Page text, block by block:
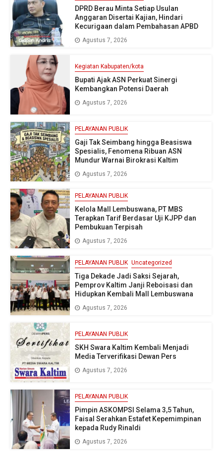
DPRD Berau Minta Setiap Usulan
Anggaran Disertai Kajian, Hindari
Kecurigaan dalam Pembahasan APBD
Agustus 7, 2026
Kegiatan Kabupaten/kota
Bupati Ajak ASN Perkuat Sinergi
Kembangkan Potensi Daerah
Agustus 7, 2026
PELAYANAN PUBLIK
Gaji Tak Seimbang hingga Beasiswa
Spesialis, Fenomena Ribuan ASN
Mundur Warnai Birokrasi Kaltim
Agustus 7, 2026
PELAYANAN PUBLIK
Kelola Mall Lembuswana, PT MBS
Terapkan Tarif Berdasar Uji KJPP dan
Pembukuan Terpisah
Agustus 7, 2026
PELAYANAN PUBLIK Uncategorized
Tiga Dekade Jadi Saksi Sejarah,
Pemprov Kaltim Janji Reboisasi dan
Hidupkan Kembali Mall Lembuswana
Agustus 7, 2026
PELAYANAN PUBLIK
SKH Swara Kaltim Kembali Menjadi
Media Terverifikasi Dewan Pers
Agustus 7, 2026
PELAYANAN PUBLIK
Pimpin ASKOMPSI Selama 3,5 Tahun,
Faisal Serahkan Estafet Kepemimpinan
kepada Rudy Rinaldi
Agustus 7, 2026